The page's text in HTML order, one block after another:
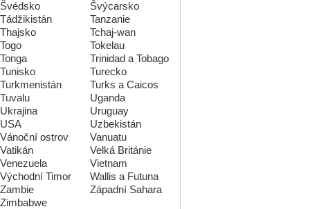
Švédsko
Švýcarsko
Tádžikistán
Tanzanie
Thajsko
Tchaj-wan
Togo
Tokelau
Tonga
Trinidad a Tobago
Tunisko
Turecko
Turkmenistán
Turks a Caicos
Tuvalu
Uganda
Ukrajina
Uruguay
USA
Uzbekistán
Vánoční ostrov
Vanuatu
Vatikán
Velká Británie
Venezuela
Vietnam
Východní Timor
Wallis a Futuna
Zambie
Západní Sahara
Zimbabwe